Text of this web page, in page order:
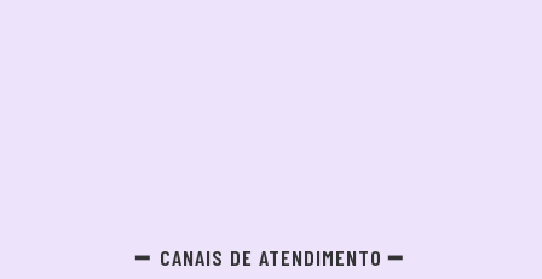
CANAIS DE ATENDIMENTO